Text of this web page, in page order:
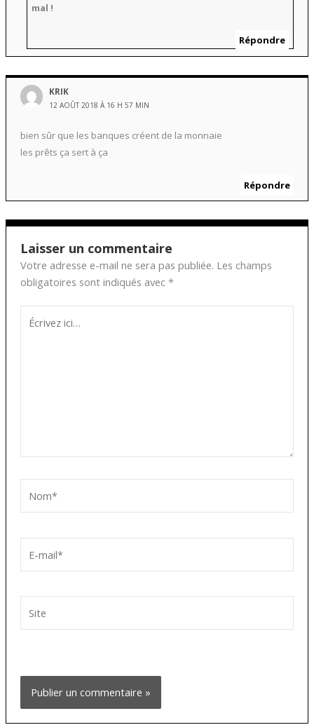
mal !
Répondre
KRIK
12 AOÛT 2018 À 16 H 57 MIN
bien sûr que les banques créent de la monnaie
les prêts ça sert à ça
Répondre
Laisser un commentaire
Votre adresse e-mail ne sera pas publiée. Les champs
obligatoires sont indiqués avec *
ici…
mail*